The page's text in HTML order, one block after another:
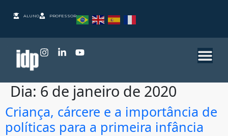
ALUNO PROFESSOR
Dia: 6 de janeiro de 2020
Criança, cárcere e a importância de
políticas para a primeira infância